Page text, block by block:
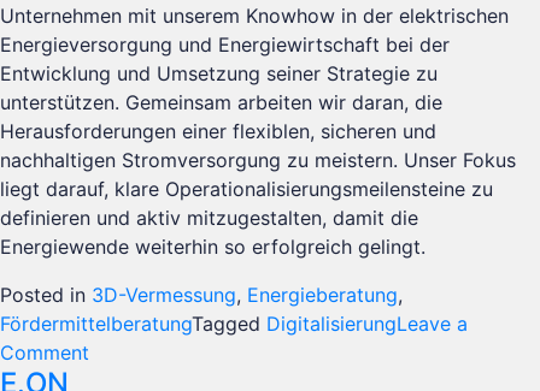
Unternehmen mit unserem Knowhow in der elektrischen
Energieversorgung und Energiewirtschaft bei der
Entwicklung und Umsetzung seiner Strategie zu
unterstützen. Gemeinsam arbeiten wir daran, die
Herausforderungen einer flexiblen, sicheren und
nachhaltigen Stromversorgung zu meistern. Unser Fokus
liegt darauf, klare Operationalisierungsmeilensteine zu
definieren und aktiv mitzugestalten, damit die
Energiewende weiterhin so erfolgreich gelingt.
Posted in 3D-Vermessung, Energieberatung,
FördermittelberatungTagged DigitalisierungLeave a
Comment
E.ON